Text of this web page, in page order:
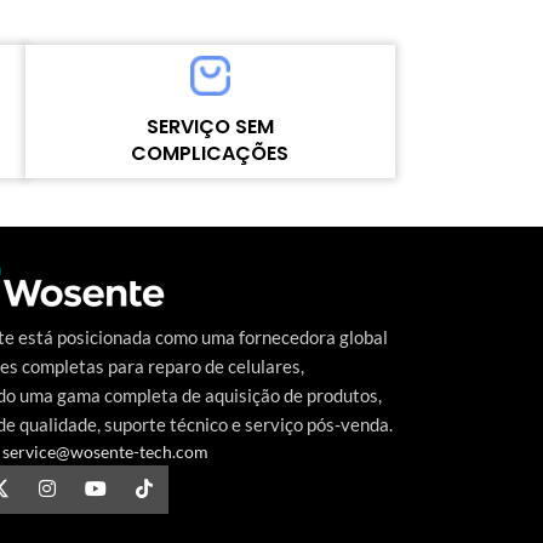
Shipping Method：DHL UPS FEDEX EMS
Delivery：Within 2-10Days Working Time
Quality Control：100% Working Strictly
SERVIÇO SEM
COMPLICAÇÕES
está posicionada como uma fornecedora global
completas para reparo de celulares,
uma gama completa de aquisição de produtos,
qualidade, suporte técnico e serviço pós-venda.
tech.com